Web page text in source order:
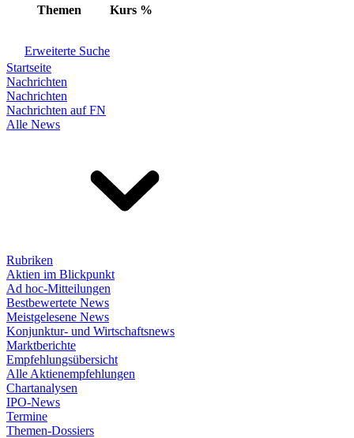
Themen Kurs %
Erweiterte Suche
Startseite
Nachrichten
Nachrichten
Nachrichten auf FN
Alle News
Rubriken
Aktien im Blickpunkt
Ad hoc-Mitteilungen
Bestbewertete News
Meistgelesene News
Konjunktur- und Wirtschaftsnews
Marktberichte
Empfehlungsübersicht
Alle Aktienempfehlungen
Chartanalysen
IPO-News
Termine
Themen-Dossiers